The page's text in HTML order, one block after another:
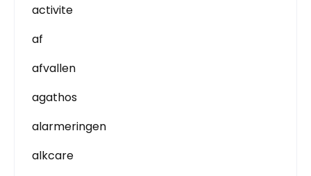
activite
af
afvallen
agathos
alarmeringen
alkcare